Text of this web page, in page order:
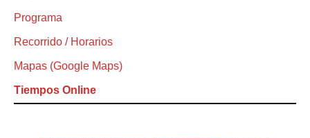
Programa
Recorrido / Horarios
Mapas (Google Maps)
Tiempos Online